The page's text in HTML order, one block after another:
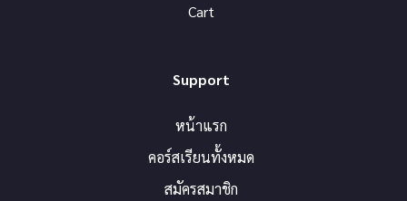
Cart
Support
หน้าแรก
คอร์สเรียนทั้งหมด
สมัครสมาชิก